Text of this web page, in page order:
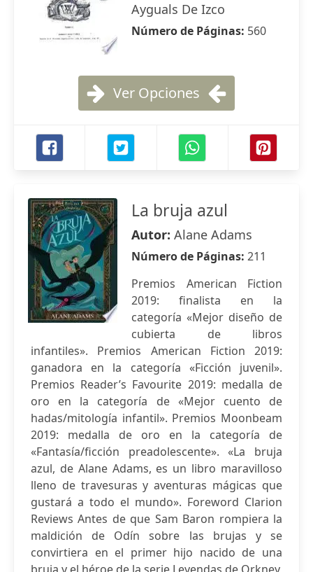
Ayguals De Izco
Número de Páginas: 560
Ver Opciones
La bruja azul
Autor: Alane Adams
Número de Páginas: 211
Premios American Fiction
2019: finalista en la
categoría «Mejor diseño de
cubierta de libros
infantiles». Premios American Fiction 2019:
ganadora en la categoría «Ficción juvenil».
Premios Reader’s Favourite 2019: medalla de
oro en la categoría de «Mejor cuento de
hadas/mitología infantil». Premios Moonbeam
2019: medalla de oro en la categoría de
«Fantasía/ficción preadolescente». «La bruja
azul, de Alane Adams, es un libro maravilloso
lleno de travesuras y aventuras mágicas que
gustará a todo el mundo». Foreword Clarion
Reviews Antes de que Sam Baron rompiera la
maldición de Odín sobre las brujas y se
convirtiera en el primer hijo nacido de una